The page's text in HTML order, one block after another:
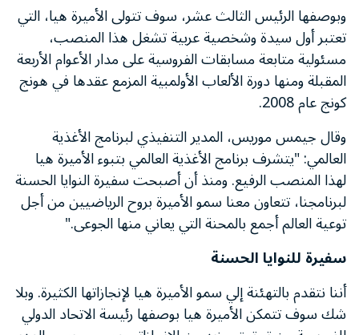
وبوصفها الرئيس الثالث عشر، سوف تتولى الأميرة هيا، التي
تعتبر أول سيدة وشخصية عربية تشغل هذا المنصب،
مسئولية متابعة مسابقات الفروسية على مدار الأعوام الأربعة
المقبلة ومنها دورة الألعاب الأولمبية المزمع عقدها في هونج
كونج عام 2008.
وقال جيمس موريس، المدير التنفيذي لبرنامج الأغذية
العالمي: "يتشرف برنامج الأغذية العالمي بتبوء الأميرة هيا
لهذا المنصب الرفيع. ومنذ أن أصبحت سفيرة النوايا الحسنة
لبرنامجنا، تتعاون معنا سمو الأميرة بروح الرياضيين من أجل
توعية العالم أجمع بالمحنة التي يعاني منها الجوعى."
سفيرة للنوايا الحسنة
أننا نتقدم بالتهئنة إلي سمو الأميرة هيا لإنجازاتها الكثيرة. وبلا
شك سوف تتمكن الأميرة هيا بوصفها رئيسة الاتحاد الدولي